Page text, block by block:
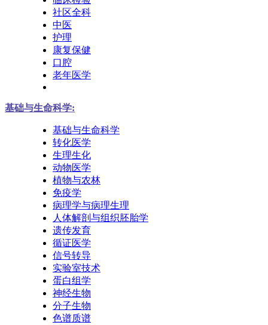
社区全科
中医
护理
康复保健
口腔
老年医学
基础与生命科学:
基础与生命科学
转化医学
生理生化
动物医学
植物与农林
免疫学
病理学与病理生理
人体解剖与组织胚胎学
遗传发育
循证医学
信号转导
实验室技术
蛋白组学
神经生物
分子生物
色谱质谱